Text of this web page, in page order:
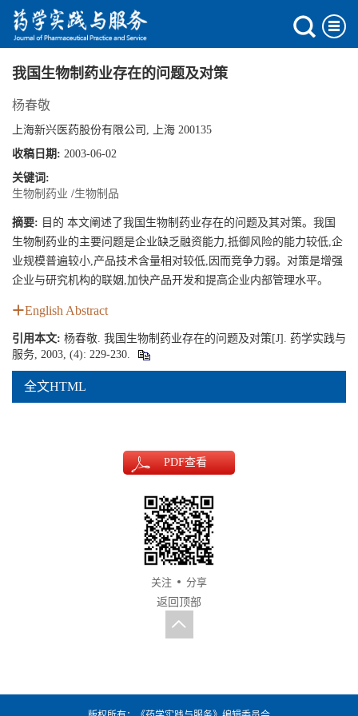
我国生物制药业存在的问题及对策
杨春敬
上海新兴医药股份有限公司, 上海 200135
收稿日期: 2003-06-02
关键词:
生物制药业 /生物制品
摘要: 目的 本文阐述了我国生物制药业存在的问题及其对策。我国
生物制药业的主要问题是企业缺乏融资能力,抵御风险的能力较低,企
业规模普遍较小,产品技术含量相对较低,因而竞争力弱。对策是增强
企业与研究机构的联姻,加快产品开发和提高企业内部管理水平。
English Abstract
引用本文: 杨春敬. 我国生物制药业存在的问题及对策[J]. 药学实践与
服务, 2003, (4): 229-230.
全文HTML
PDF查看
关注
分享
返回顶部